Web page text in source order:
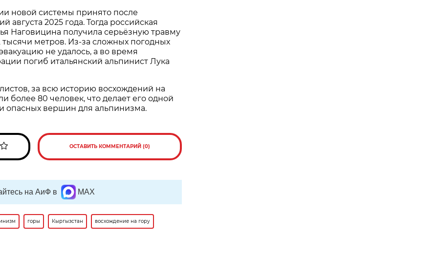
новой системы принято после
августа 2025 года. Тогда российская
Наговицина получила серьёзную травму
тысячи метров. Из-за сложных погодных
не удалось, а во время
погиб итальянский альпинист Лука
за всю историю восхождений на
более 80 человек, что делает его одной
опасных вершин для альпинизма.
ОСТАВИТЬ КОММЕНТАРИЙ (0)
на АиФ в MAX
горы Кыргызстан восхождение на гору